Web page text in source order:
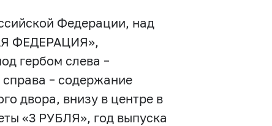
Федерации, над
ФЕДЕРАЦИЯ»,
гербом слева –
– содержание
двора, внизу в центре в
«3 РУБЛЯ», год выпуска